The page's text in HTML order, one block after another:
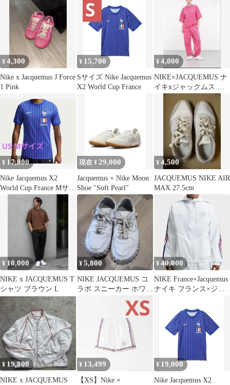
¥4,300
Nike x Jacquemus J Force
1 Pink
¥ 15,700
Sサイズ Nike Jacquemus
X2 World Cup France
¥4,000
NIKE×JACQUEMUS ナ
イキxジャックムス ス
¥ 17,000
Nike Jacquemus X2
World Cup France Mサイ
現在 ¥ 29,000
Jacquemus × Nike Moon
Shoe "Soft Pearl"
¥4,500
JACQUEMUS NIKE AIR
MAX 27.5cm
¥ 10,000
NIKE x JACQUEMUS T
シャツ ブラウン L
¥5,800
NIKE JACQUEMUS コ
ラボ スニーカー ホワイ
¥40,000
NIKE France×Jacquemus
ナイキ フランス×ジャ
¥ 19,800
NIKE x JACQUEMUS
¥ 13,499
【XS】Nike ×
¥ 19,000
Nike Jacquemus X2